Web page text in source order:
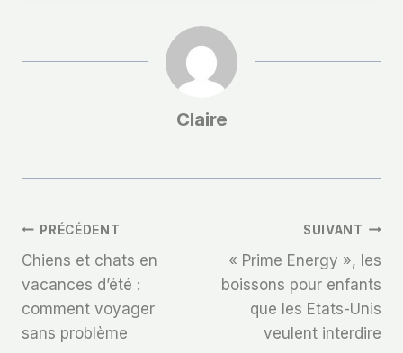
Claire
Navigation
De
L’article
PRÉCÉDENT
Chiens et chats en
vacances d’été :
comment voyager
sans problème
SUIVANT
« Prime Energy », les
boissons pour enfants
que les Etats-Unis
veulent interdire